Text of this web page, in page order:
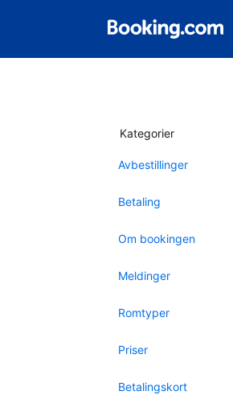
Kategorier
Avbestillinger
Betaling
Om bookingen
Meldinger
Romtyper
Priser
Betalingskort